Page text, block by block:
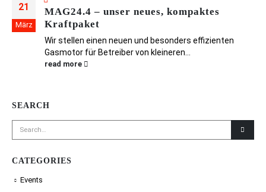
21
März
MAG24.4 – unser neues, kompaktes
Kraftpaket
Wir stellen einen neuen und besonders effizienten
Gasmotor für Betreiber von kleineren...
read more
SEARCH
CATEGORIES
Events